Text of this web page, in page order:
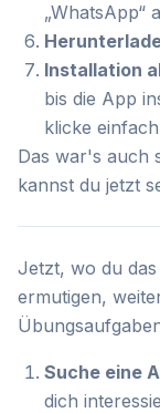
„WhatsApp“
Installation
bis die App
klicke
Das war's auch
kannst du jetzt
Jetzt, wo du
ermutigen,
Suche eine
dich